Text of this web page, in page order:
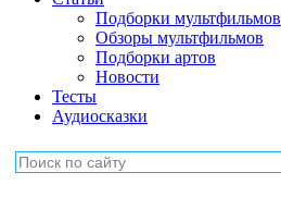
Подборки мультфильмов
Обзоры мультфильмов
Подборки артов
Новости
Тесты
Аудиосказки